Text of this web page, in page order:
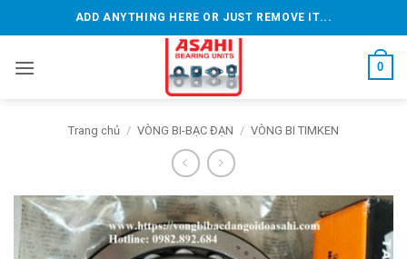
qua
dung
ADD ANYTHING HERE OR JUST REMOVE IT...
0
Trang chủ / VÒNG BI-BẠC ĐẠN / VÒNG BI TIMKEN